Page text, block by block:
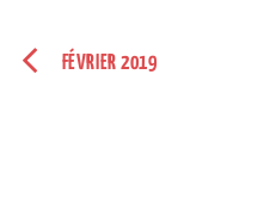
FÉVRIER 2019